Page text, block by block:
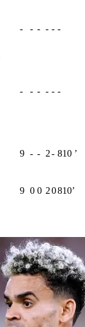
- - - - - -
- - - - - -
9 - - 2- 810 ʼ
9 0 0 20810ʼ